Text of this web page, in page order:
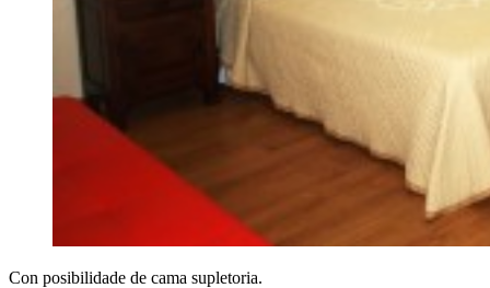
Con posibilidade de cama supletoria.